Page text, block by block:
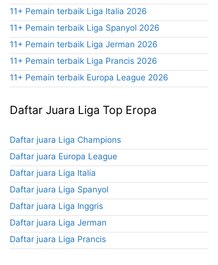
11+ Pemain terbaik Liga Italia 2026
11+ Pemain terbaik Liga Spanyol 2026
11+ Pemain terbaik Liga Jerman 2026
11+ Pemain terbaik Liga Prancis 2026
11+ Pemain terbaik Europa League 2026
Daftar Juara Liga Top Eropa
Daftar juara Liga Champions
Daftar juara Europa League
Daftar juara Liga Italia
Daftar juara Liga Spanyol
Daftar juara Liga Inggris
Daftar juara Liga Jerman
Daftar juara Liga Prancis